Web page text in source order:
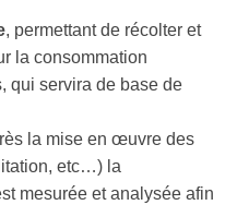
, permettant de récolter et
la consommation
qui servira de base de
la mise en œuvre des
etc…) la
mesurée et analysée afin